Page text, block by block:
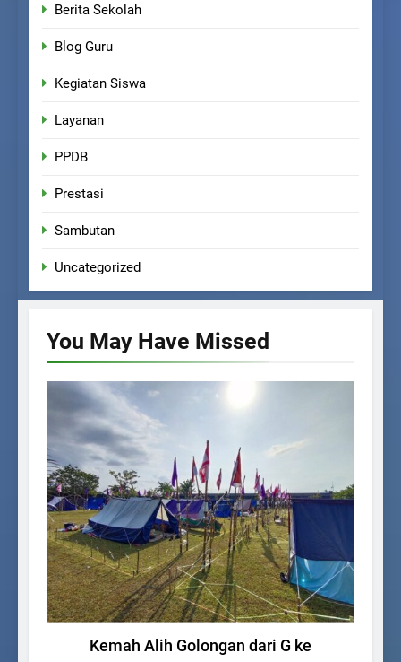
Berita Sekolah
Blog Guru
Kegiatan Siswa
Layanan
PPDB
Prestasi
Sambutan
Uncategorized
You May Have Missed
KEGIATAN SISWA
Kemah Alih Golongan dari G ke